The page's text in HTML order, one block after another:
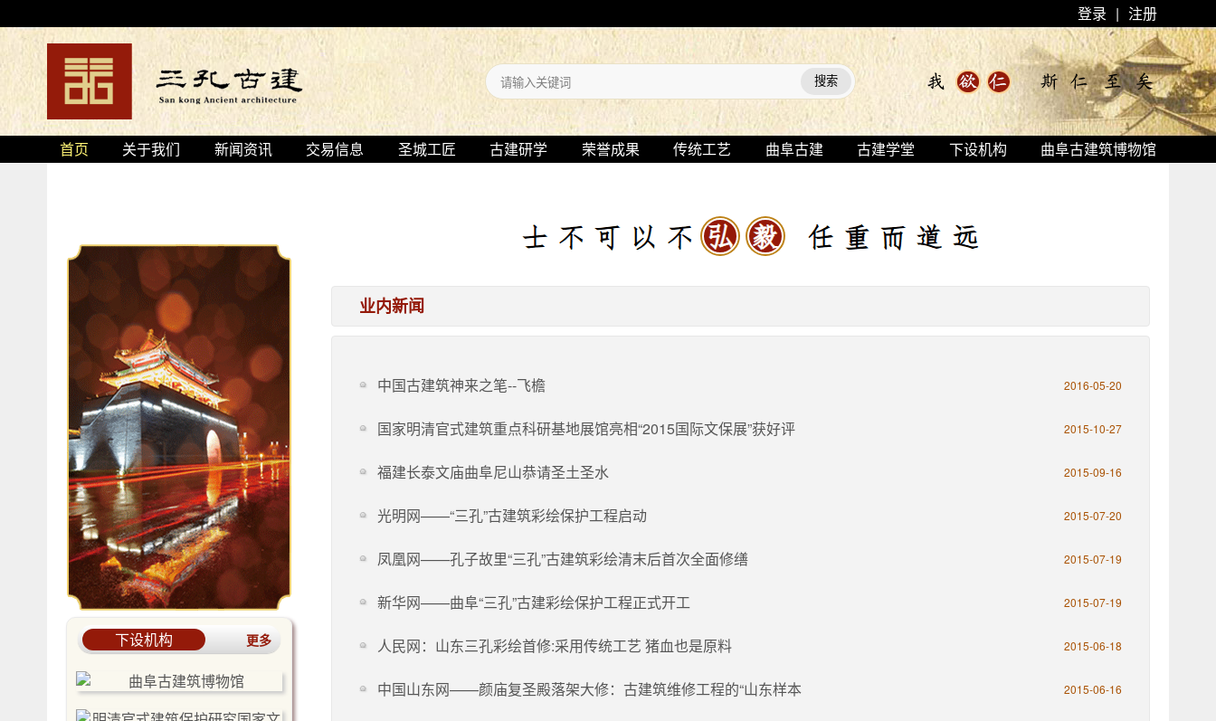
登录 | 注册
首页 关于我们 新闻资讯 交易信息 圣城工匠 古建研学 荣誉成果 传统工艺 曲阜古建 古建学堂 下设机构 曲阜古建筑博物馆
下设机构 更多
业内新闻
中国古建筑神来之笔--飞檐 2016-05-20
国家明清官式建筑重点科研基地展馆亮相“2015国际文保展”获好评 2015-10-27
福建长泰文庙曲阜尼山恭请圣土圣水 2015-09-16
光明网——“三孔”古建筑彩绘保护工程启动 2015-07-20
凤凰网——孔子故里“三孔”古建筑彩绘清末后首次全面修缮 2015-07-19
新华网——曲阜“三孔”古建彩绘保护工程正式开工 2015-07-19
人民网：山东三孔彩绘首修:采用传统工艺 猪血也是原料 2015-06-18
中国山东网——颜庙复圣殿落架大修：古建筑维修工程的“山东样本 2015-06-16